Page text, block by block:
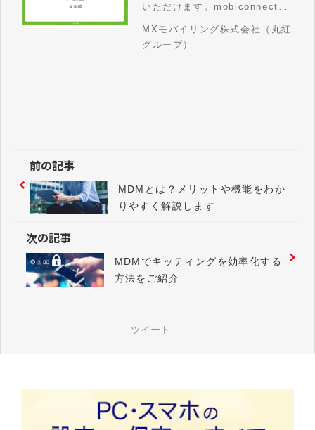
いただけます。mobiconnectな
から設定変更したり、紛失時の
位置情報取得・ロック・データ
MXモバイリング株式会社（丸紅
グループ）
前の記事
MDMとは？メリットや機能をわか
りやすく解説します
次の記事
MDMでキッティングを効率化する
方法をご紹介
ツイート